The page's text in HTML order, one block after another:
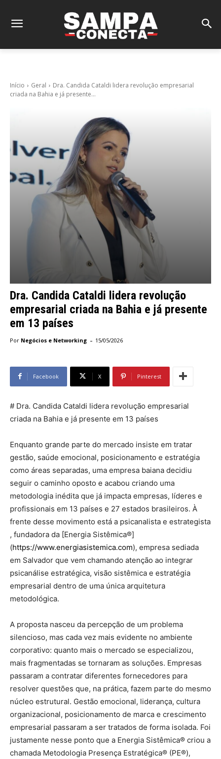
Início Geral
Dra. Candida Cataldi lidera revolução empresarial
criada na Bahia e já presente...
Dra. Candida Cataldi lidera revolução
empresarial criada na Bahia e já presente
em 13 países
Por Negócios e Networking - 15/05/2026
Facebook X Pinterest
# Dra. Candida Cataldi lidera revolução empresarial
criada na Bahia e já presente em 13 países
Enquanto grande parte do mercado insiste em tratar
gestão, saúde emocional, posicionamento e estratégia
como áreas separadas, uma empresa baiana decidiu
seguir o caminho oposto e acabou criando uma
metodologia inédita que já impacta empresas, líderes e
profissionais em 13 países e 27 estados brasileiros. À
frente desse movimento está a psicanalista e estrategista
, fundadora da [Energia Sistêmica®]
(https://www.energiasistemica.com), empresa sediada
em Salvador que vem chamando atenção ao integrar
psicanálise estratégica, visão sistêmica e estratégia
empresarial dentro de uma única arquitetura
metodológica.
A proposta nasceu da percepção de um problema
silencioso, mas cada vez mais evidente no ambiente
corporativo: quanto mais o mercado se especializou,
mais fragmentadas se tornaram as soluções. Empresas
passaram a contratar diferentes fornecedores para
resolver questões que, na prática, fazem parte do mesmo
núcleo estrutural. Gestão emocional, liderança, cultura
organizacional, posicionamento de marca e crescimento
empresarial passaram a ser tratados de forma isolada. Foi
justamente nesse ponto que a Energia Sistêmica® criou a
chamada Metodologia Presença Estratégica® (PE®),